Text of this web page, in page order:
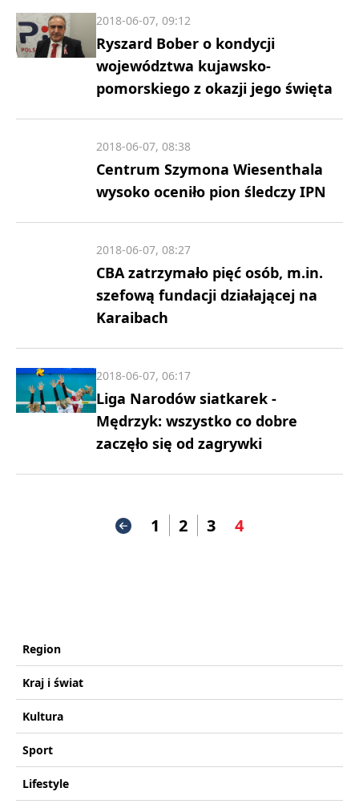
Ryszard Bober o kondycji
województwa kujawsko-
pomorskiego z okazji jego święta
2018-06-07, 09:12
Centrum Szymona Wiesenthala
wysoko oceniło pion śledczy IPN
2018-06-07, 08:38
CBA zatrzymało pięć osób, m.in.
szefową fundacji działającej na
Karaibach
2018-06-07, 08:27
Liga Narodów siatkarek -
Mędrzyk: wszystko co dobre
zaczęło się od zagrywki
2018-06-07, 06:17
1 2 3 4
Region
Kraj i świat
Kultura
Sport
Lifestyle